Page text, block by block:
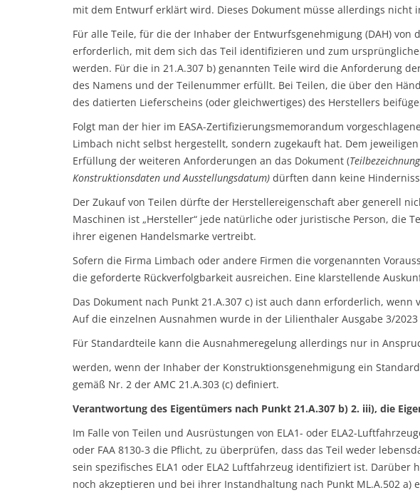
mit dem Entwurf erklärt wird. Dieses Dokument müsse allerdings nicht
Für alle Teile, für die der Inhaber der Entwurfsgenehmigung (DAH)
erforderlich, mit dem sich das Teil identifizieren und zum
werden. Für die in 21.A.307 b) genannten Teile wird die Anforderung
des Namens und der Teilenummer erfüllt. Bei Teilen, die über den
des datierten Lieferscheins (oder gleichwertiges) des Herstellers
Folgt man der hier im EASA-Zertifizierungsmemorandum
Limbach nicht selbst hergestellt, sondern zugekauft hat. Dem
Erfüllung der weiteren Anforderungen an das Dokument (
Konstruktionsdaten und Ausstellungsdatum) dürften dann keine
Der Zukauf von Teilen dürfte der Herstellereigenschaft aber generell
Maschinen ist „Hersteller“ jede natürliche oder juristische Person, die
ihrer eigenen Handelsmarke vertreibt.
Sofern die Firma Limbach oder andere Firmen die vorgenannten
die geforderte Rückverfolgbarkeit ausreichen. Eine klarstellende
Das Dokument nach Punkt 21.A.307 c) ist auch dann erforderlich,
Auf die einzelnen Ausnahmen wurde in der Lilienthaler Ausgabe 3/2023
Für Standardteile kann die Ausnahmeregelung allerdings nur in
werden, wenn der Inhaber der Konstruktionsgenehmigung ein
gemäß Nr. 2 der AMC 21.A.303 (c) definiert.
Verantwortung des Eigentümers nach Punkt 21.A.307 b) 2. iii), die
Im Falle von Teilen und Ausrüstungen von ELA1- oder ELA2-
oder FAA 8130-3 die Pflicht, zu überprüfen, dass das Teil weder
sein spezifisches ELA1 oder ELA2 Luftfahrzeug identifiziert ist.
noch akzeptieren und bei ihrer Instandhaltung nach Punkt ML.A.502 a)